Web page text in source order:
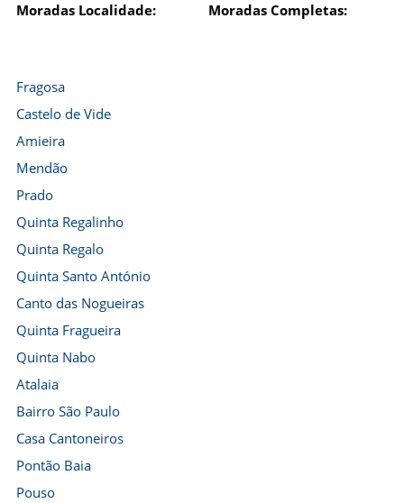
Moradas Localidade: Moradas Completas:
Fragosa
Castelo de Vide
Amieira
Mendão
Prado
Quinta Regalinho
Quinta Regalo
Quinta Santo António
Canto das Nogueiras
Quinta Fragueira
Quinta Nabo
Atalaia
Bairro São Paulo
Casa Cantoneiros
Pontão Baia
Pouso